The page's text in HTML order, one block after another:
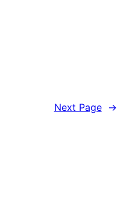
Next Page →